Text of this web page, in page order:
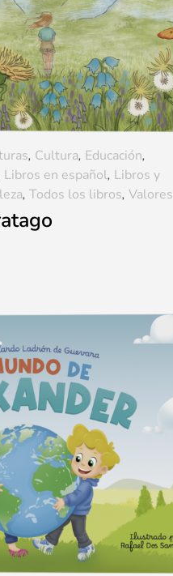
, Cultura, Educación,
Libros en español, Libros y
,Todos los libros,Valores